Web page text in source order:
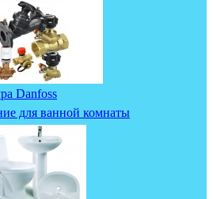
Danfoss
для ванной комнаты